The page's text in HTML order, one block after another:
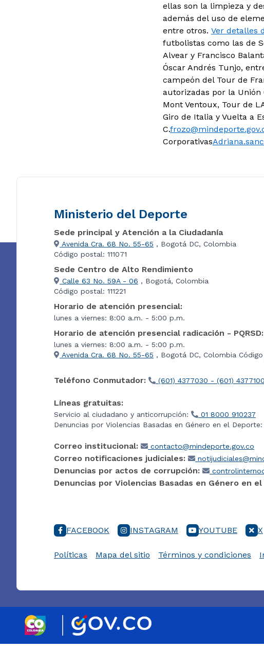
ellas son la limpieza y
además del uso de
entre otros. Ver detalles
futbolistas como las de
Alvear y Francisco
Óscar Andrés Tunjo,
campeón del Tour de
autorizadas por la Unión
Mont Ventoux, Tour de
Giro de Italia y Vuelta a
C.
Corporativas
Ministerio del Deporte
Sede principal y Atención a la Ciudadanía
Avenida Cra. 68 No. 55-65 , Bogotá DC, Colombia
Código postal: 111071
Sede Centro de Alto Rendimiento
Calle 63 No. 59A - 06 , Bogotá, Colombia
Código postal: 111221
Horario de atención presencial:
lunes a viernes: 8:00 a.m. - 5:00 p.m.
Horario de atención presencial radicación - PQRSD:
lunes a viernes: 8:00 a.m. - 5:00 p.m.
Avenida Cra. 68 No. 55-65 , Bogotá DC, Colombia Código
Teléfono Conmutador: (601) 4377030 - (601) 4377100
Líneas gratuitas:
Servicio al ciudadano y anticorrupción:
01 8000 910237
Denuncias por Violencias Basadas en Género en el Deporte:
Correo institucional: contacto@mindeporte.gov.co
Correo notificaciones judiciales:
Denuncias por actos de corrupción:
Denuncias por Violencias Basadas en Género en
FACEBOOK INSTAGRAM YOUTUBE X
Políticas Mapa del sitio Términos y condiciones